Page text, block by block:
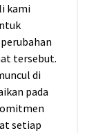
kami
tersebut.
di
pada
setiap